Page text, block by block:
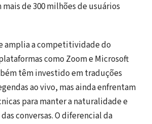
mais de 300 milhões de usuários
amplia a competitividade do
como Zoom e Microsoft
têm investido em traduções
ao vivo, mas ainda enfrentam
para manter a naturalidade e
conversas. O diferencial da